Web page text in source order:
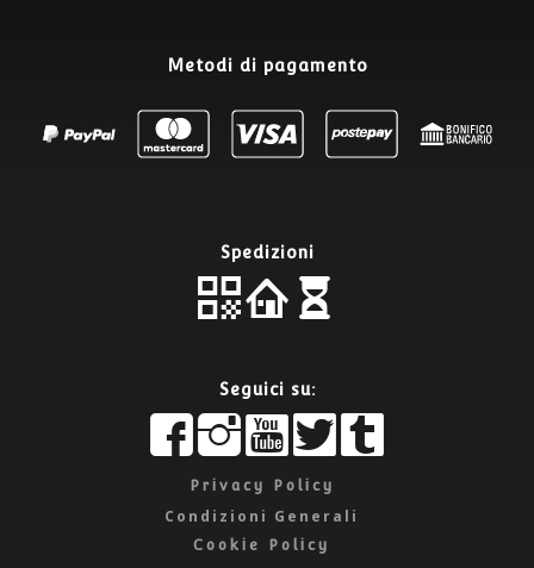
Metodi di pagamento
Spedizioni
Seguici su:
Privacy Policy
Condizioni Generali
Cookie Policy